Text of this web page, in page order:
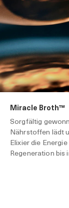
Miracle Broth™
Sorgfältig
Nährstoffen lädt
Elixier die
Regeneration bis